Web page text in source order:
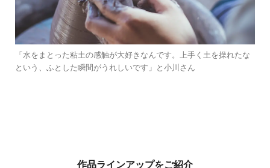
「水をまとった粘土の感触が大好きなんです。上手く土を操れたな
という、ふとした瞬間がうれしいです」と小川さん
作品ラインアップをご紹介